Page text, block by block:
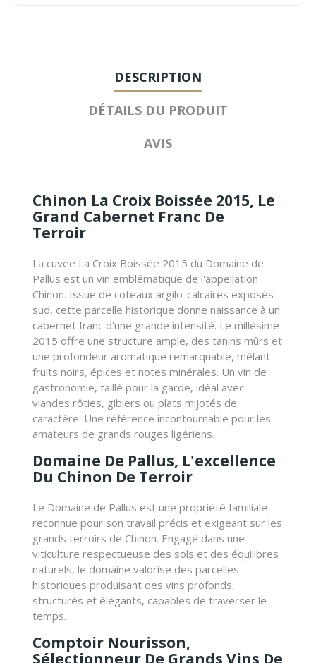
DESCRIPTION
DÉTAILS DU PRODUIT
AVIS
Chinon La Croix Boissée 2015, Le
Grand Cabernet Franc De
Terroir
La cuvée La Croix Boissée 2015 du Domaine de
Pallus est un vin emblématique de l'appellation
Chinon. Issue de coteaux argilo-calcaires exposés
sud, cette parcelle historique donne naissance à un
cabernet franc d'une grande intensité. Le millésime
2015 offre une structure ample, des tanins mûrs et
une profondeur aromatique remarquable, mêlant
fruits noirs, épices et notes minérales. Un vin de
gastronomie, taillé pour la garde, idéal avec
viandes rôties, gibiers ou plats mijotés de
caractère. Une référence incontournable pour les
amateurs de grands rouges ligériens.
Domaine De Pallus, L'excellence
Du Chinon De Terroir
Le Domaine de Pallus est une propriété familiale
reconnue pour son travail précis et exigeant sur les
grands terroirs de Chinon. Engagé dans une
viticulture respectueuse des sols et des équilibres
naturels, le domaine valorise des parcelles
historiques produisant des vins profonds,
structurés et élégants, capables de traverser le
temps.
Comptoir Nourisson,
Sélectionneur De Grands Vins De